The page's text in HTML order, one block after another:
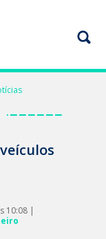
10:08 |